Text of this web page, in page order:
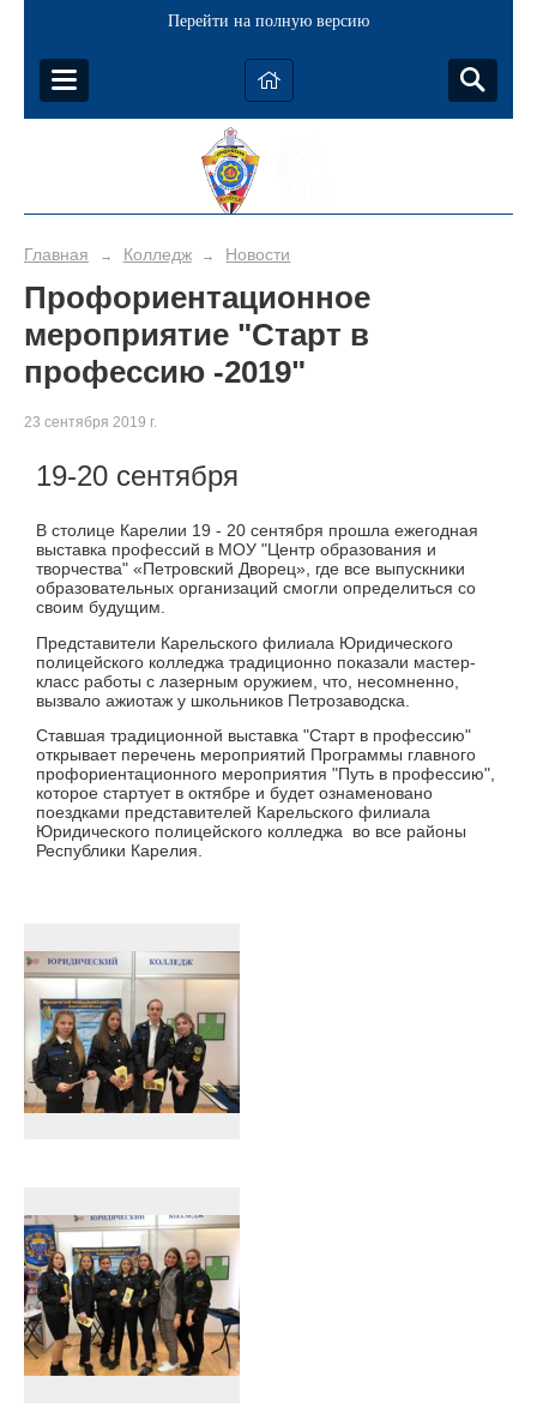
Перейти на полную версию
Главная → Колледж → Новости
Профориентационное
мероприятие "Старт в
профессию -2019"
23 сентября 2019 г.
19-20 сентября
В столице Карелии 19 - 20 сентября прошла ежегодная
выставка профессий в МОУ "Центр образования и
творчества" «Петровский Дворец», где все выпускники
образовательных организаций смогли определиться со
своим будущим.
Представители Карельского филиала Юридического
полицейского колледжа традиционно показали мастер-
класс работы с лазерным оружием, что, несомненно,
вызвало ажиотаж у школьников Петрозаводска.
Ставшая традиционной выставка "Старт в профессию"
открывает перечень мероприятий Программы главного
профориентационного мероприятия "Путь в профессию",
которое стартует в октябре и будет ознаменовано
поездками представителей Карельского филиала
Юридического полицейского колледжа во все районы
Республики Карелия.